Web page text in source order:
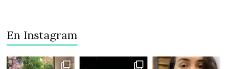
En Instagram